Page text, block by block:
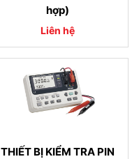
hợp)
Liên hệ
THIẾT BỊ KIỂM TRA PIN